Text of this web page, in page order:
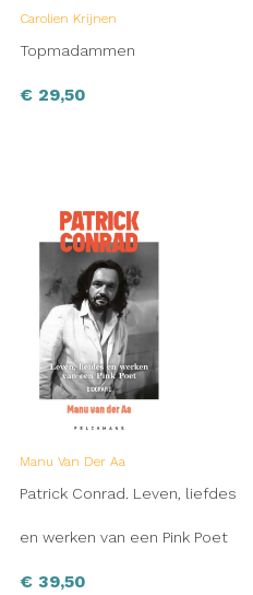
Carolien Krijnen
Topmadammen
€ 29,50
Manu Van Der Aa
Patrick Conrad. Leven, liefdes
en werken van een Pink Poet
€ 39,50